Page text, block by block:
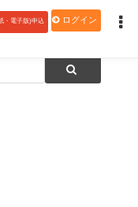
・電子版)申込 ログイン
ーズ（3月28日付・4月1日付